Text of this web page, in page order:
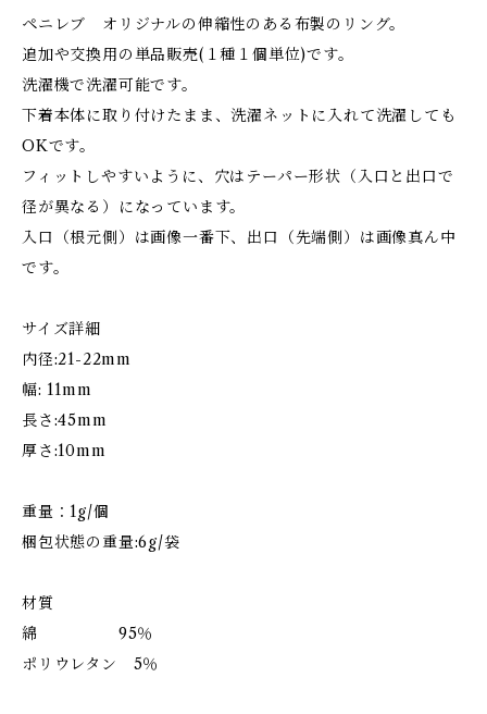
ペニレブ オリジナルの伸縮性のある布製のリング。
追加や交換用の単品販売(１種１個単位)です。
洗濯機で洗濯可能です。
下着本体に取り付けたまま、洗濯ネットに入れて洗濯しても
OKです。
フィットしやすいように、穴はテーパー形状（入口と出口で
径が異なる）になっています。
入口（根元側）は画像一番下、出口（先端側）は画像真ん中
です。
サイズ詳細
内径:21-22mm
幅: 11mm
長さ:45mm
厚さ:10mm
重量：1g/個
梱包状態の重量:6g/袋
材質
綿 95％
ポリウレタン 5％